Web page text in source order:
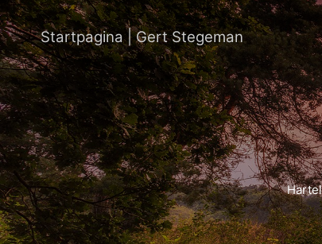
Startpagina | Gert Stegeman